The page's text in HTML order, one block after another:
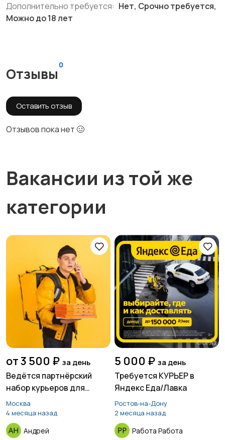
Дополнительно требуется: Нет, Срочно требуется,
Можно до 18 лет
Отзывы
0
Оставить отзыв
Отзывов пока нет 🥴
Вакансии из той же
категории
от 3 500 ₽ за день
Ведётся партнёрский
набор курьеров для
сервиса доставки еды
Москва
4 месяца назад
Андрей
5 000 ₽ за день
Требуется КУРЬЕР в
Яндекс Еда/Лавка
Ростов-на-Дону
2 месяца назад
Работа Работа